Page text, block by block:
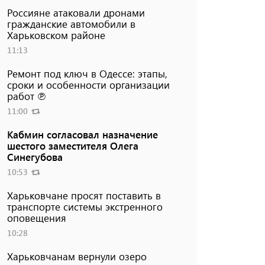
Россияне атаковали дронами
гражданские автомобили в
Харьковском районе
11:13
Ремонт под ключ в Одессе: этапы,
сроки и особенности организации
работ ℗
11:00
Кабмин согласовал назначение
шестого заместителя Олега
Синегубова
10:53
Харьковчане просят поставить в
транспорте системы экстренного
оповещения
10:28
Харьковчанам вернули озеро